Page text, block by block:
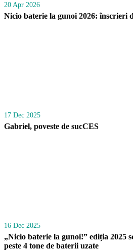
20 Apr 2026
Nicio baterie la gunoi 2026: înscrieri
17 Dec 2025
Gabriel, poveste de sucCES
16 Dec 2025
„Nicio baterie la gunoi!” ediția 2025
peste 4 tone de baterii uzate